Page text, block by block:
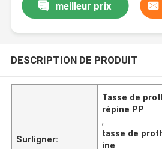
meilleur prix
DESCRIPTION DE PRODUIT
Surligner:
Tasse de
répine PP
,
tasse de
ine